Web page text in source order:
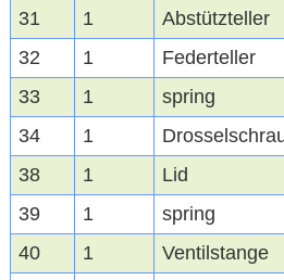
31
1
Abstützteller
32
1
Federteller
33
1
spring
34
1
38
1
Lid
39
1
spring
40
1
Ventilstange